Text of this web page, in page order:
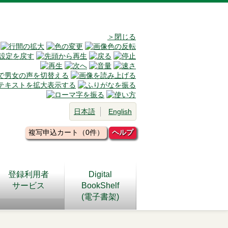
＞閉じる
日本語 English
複写申込カート（0件） ヘルプ
登録利用者
サービス
Digital
BookShelf
(電子書架)